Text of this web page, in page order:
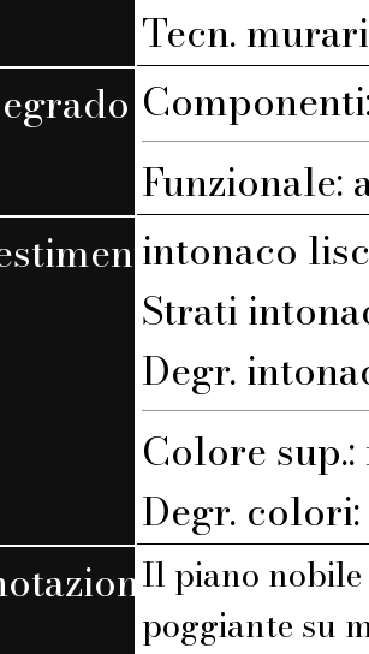
Tecn.
Funzionale:
intonaco
Strati
Degr.
Colore
Degr.
Il piano nobile
poggiante su